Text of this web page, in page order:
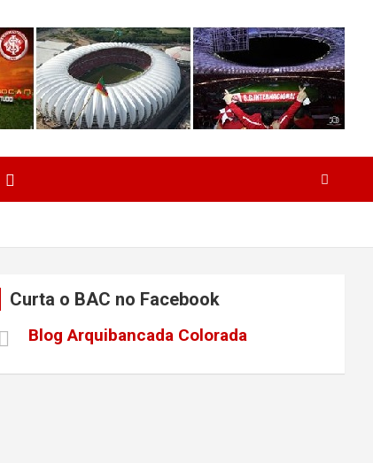
Curta o BAC no Facebook
Blog Arquibancada Colorada